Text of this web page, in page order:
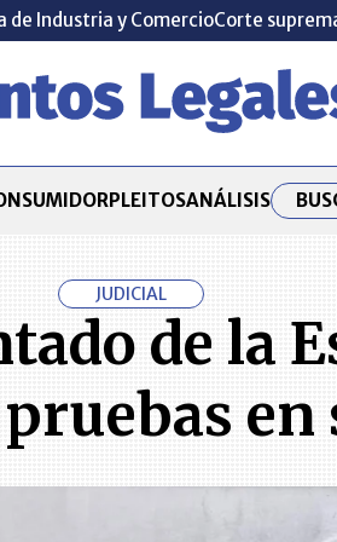
de Industria y ComercioCorte
PLEITOSANÁLISIS
JUDICIAL
de la
en